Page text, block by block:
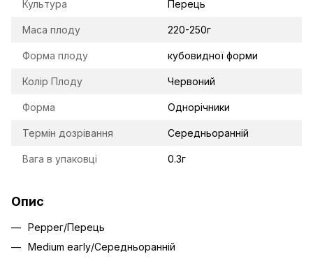
Культура Перець
Маса плоду 220-250г
Форма плоду кубовидної форми
Колір Плоду Червоний
Форма Однорічники
Термін дозрівання Середньоранній
Вага в упаковці 0.3г
Опис
Реррег/Перець
Medium еагlу/Середньораннiй